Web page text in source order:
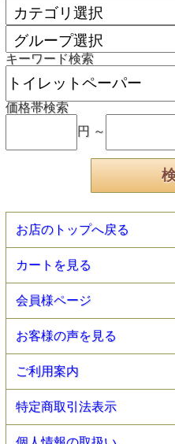
キーワード検索
価格帯検索
円 ～
お店のトップへ戻る
カートを見る
会員様ページ
お客様の声を見る
ご利用案内
特定商取引法表示